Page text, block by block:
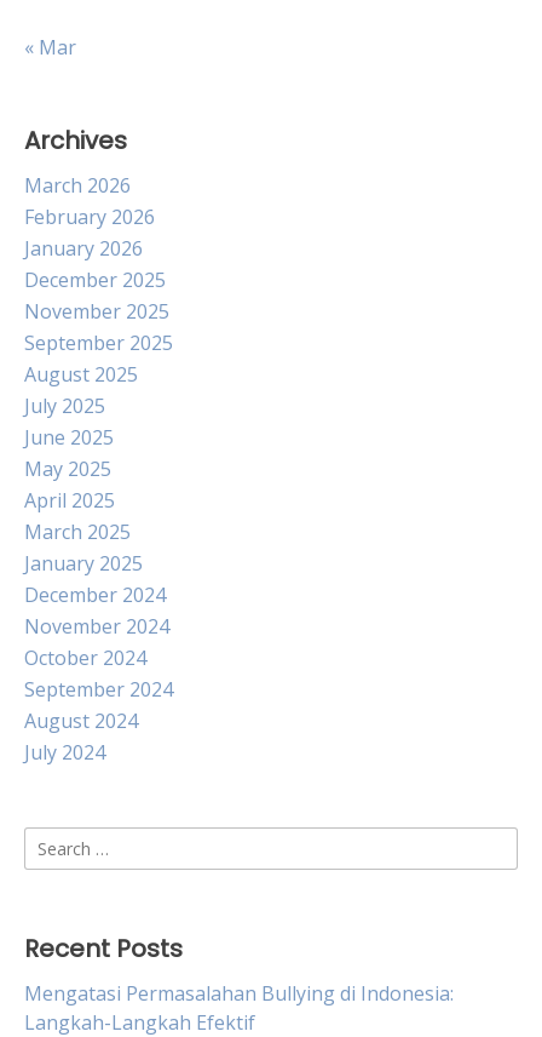
« Mar
Archives
March 2026
February 2026
January 2026
December 2025
November 2025
September 2025
August 2025
July 2025
June 2025
May 2025
April 2025
March 2025
January 2025
December 2024
November 2024
October 2024
September 2024
August 2024
July 2024
Search
for:
Recent Posts
Mengatasi Permasalahan Bullying di Indonesia:
Langkah-Langkah Efektif